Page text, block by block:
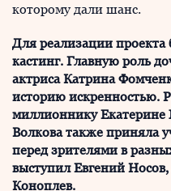
которому дали шанс.
Для реализации
кастинг. Главную роль
актриса Катрина
историю искренностью.
миллионнику Екатерине
Волкова также приняла
перед зрителями в
выступил Евгений
Коноплев.